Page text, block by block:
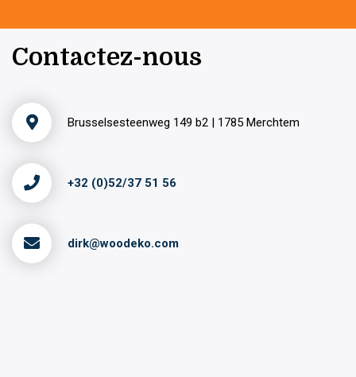
Contactez-nous
Brusselsesteenweg 149 b2 | 1785 Merchtem
+32 (0)52/37 51 56
dirk@woodeko.com